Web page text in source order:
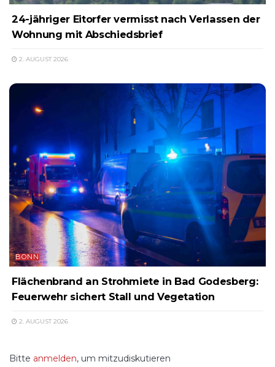
24-jähriger Eitorfer vermisst nach Verlassen der
Wohnung mit Abschiedsbrief
2. AUGUST 2026
BONN
Flächenbrand an Strohmiete in Bad Godesberg:
Feuerwehr sichert Stall und Vegetation
2. AUGUST 2026
Bitte anmelden, um mitzudiskutieren